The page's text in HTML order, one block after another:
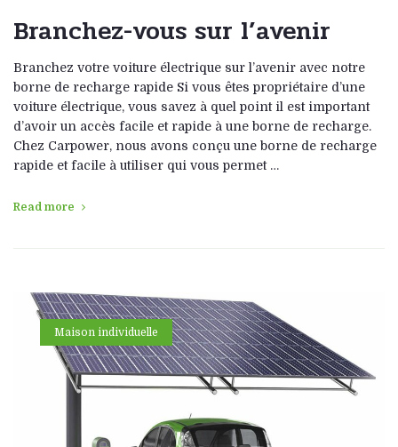
Branchez-vous sur l’avenir
Branchez votre voiture électrique sur l’avenir avec notre
borne de recharge rapide Si vous êtes propriétaire d’une
voiture électrique, vous savez à quel point il est important
d’avoir un accès facile et rapide à une borne de recharge.
Chez Carpower, nous avons conçu une borne de recharge
rapide et facile à utiliser qui vous permet …
Read more
Maison individuelle